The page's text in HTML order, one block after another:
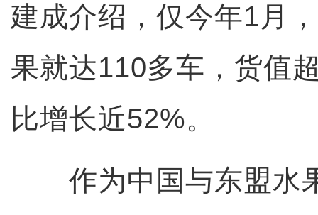
建成介绍，仅今年1月
果就达110多车，货值
比增长近52%。
作为中国与东盟水